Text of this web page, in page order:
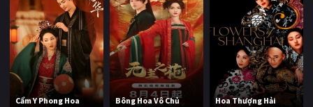
Cẩm Y Phong Hoa Bông Hoa Vô Chủ Hoa Thượng Hải